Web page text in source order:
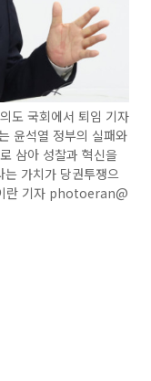
도 국회에서 퇴임 기자
윤석열 정부의 실패와
삼아 성찰과 혁신을
가치가 당권투쟁으
란 기자 photoeran@